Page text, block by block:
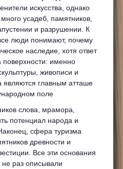
искусства, однако
усадеб, памятников,
и разрушении. К
люди понимают, почему
наследие, хотя ответ
поверхности: именно
живописи и
являются главным атташе
поле
слова, мрамора,
потенциал народа и
сфера туризма
древности и
Все эти основания
раз описывали